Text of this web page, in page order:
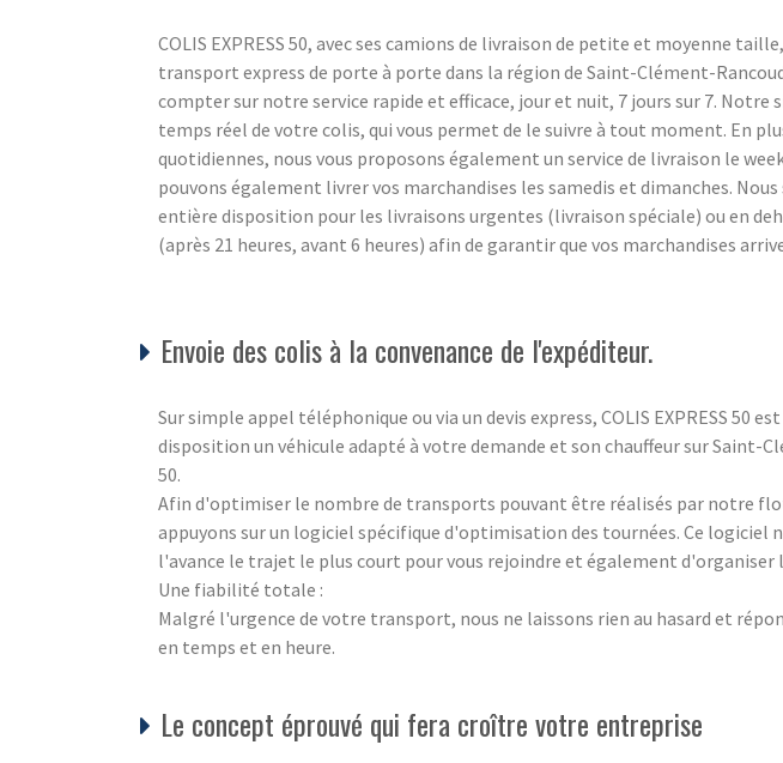
COLIS EXPRESS 50, avec ses camions de livraison de petite et moyenne
transport express de porte à porte dans la région de Saint-Clément-
compter sur notre service rapide et efficace, jour et nuit, 7 jours sur 7. Notre
temps réel de votre colis, qui vous permet de le suivre à tout moment. En
quotidiennes, nous vous proposons également un service de livraison le
pouvons également livrer vos marchandises les samedis et dimanches.
entière disposition pour les livraisons urgentes (livraison spéciale) ou en
(après 21 heures, avant 6 heures) afin de garantir que vos marchandises
Envoie des colis à la convenance de l'expéditeur.
Sur simple appel téléphonique ou via un devis express, COLIS EXPRESS 50
disposition un véhicule adapté à votre demande et son chauffeur sur Saint-
50.
Afin d'optimiser le nombre de transports pouvant être réalisés par notre
appuyons sur un logiciel spécifique d'optimisation des tournées. Ce logiciel
l'avance le trajet le plus court pour vous rejoindre et également d'organiser
Une fiabilité totale :
Malgré l'urgence de votre transport, nous ne laissons rien au hasard et
en temps et en heure.
Le concept éprouvé qui fera croître votre entreprise